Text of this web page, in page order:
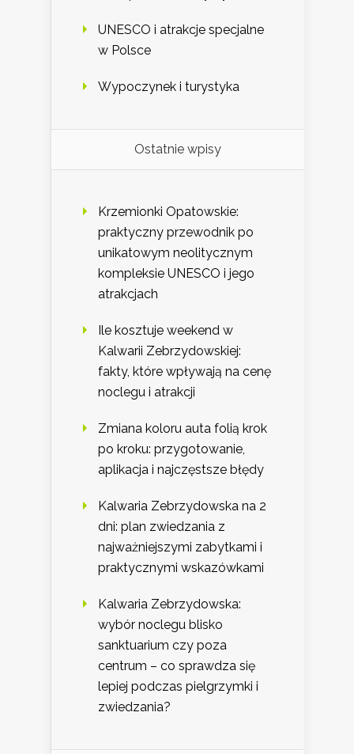
UNESCO i atrakcje specjalne
w Polsce
Wypoczynek i turystyka
Ostatnie wpisy
Krzemionki Opatowskie:
praktyczny przewodnik po
unikatowym neolitycznym
kompleksie UNESCO i jego
atrakcjach
Ile kosztuje weekend w
Kalwarii Zebrzydowskiej:
fakty, które wpływają na cenę
noclegu i atrakcji
Zmiana koloru auta folią krok
po kroku: przygotowanie,
aplikacja i najczęstsze błędy
Kalwaria Zebrzydowska na 2
dni: plan zwiedzania z
najważniejszymi zabytkami i
praktycznymi wskazówkami
Kalwaria Zebrzydowska:
wybór noclegu blisko
sanktuarium czy poza
centrum – co sprawdza się
lepiej podczas pielgrzymki i
zwiedzania?